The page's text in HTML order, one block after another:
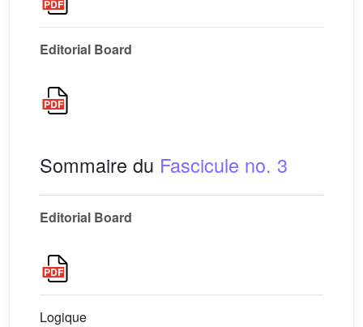
Editorial Board
Sommaire du Fascicule no. 3
Editorial Board
Logique